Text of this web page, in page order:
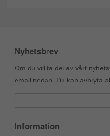
Nyhetsbrev
Om du vill ta del av vårt
email nedan. Du kan avbryta
Information